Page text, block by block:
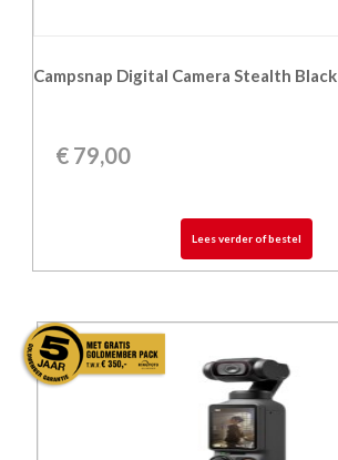
Campsnap Digital Camera Stealth Black
€ 79,00
Lees verder of bestel